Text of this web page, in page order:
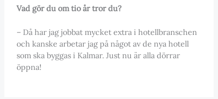
Vad gör du om tio år tror du?
– Då har jag jobbat mycket extra i hotellbranschen
och kanske arbetar jag på något av de nya hotell
som ska byggas i Kalmar. Just nu är alla dörrar
öppna!